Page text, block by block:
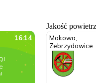
Jakość